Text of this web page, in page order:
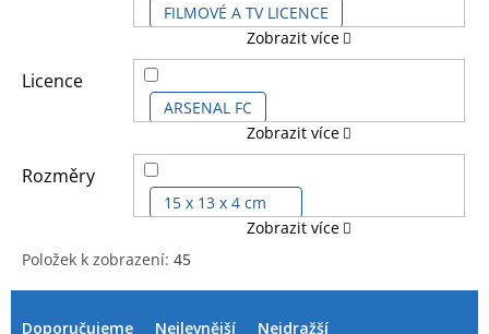
FILMOVÉ A TV LICENCE
DĚTSKÉ LICENCE A FILMY
FOTBALOVÉ LICENCE
HUDEBNÍ LICENCE
DALŠÍ LICENCE
Zobrazit více
Licence
ARSENAL FC
AVENGERS CLASSIC COMICS
Zobrazit více
Rozměry
15 x 13 x 4 cm
16 x 17,5 cm
20 x 17 cm
Zobrazit více
Položek k zobrazení: 45
Doporučujeme Nejlevnější Nejdražší